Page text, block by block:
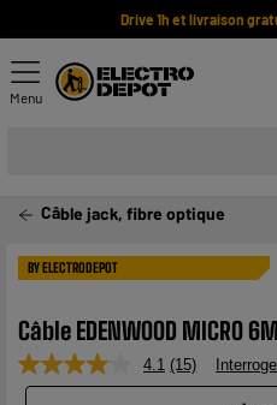
Drive 1h et livraison
Menu
Câble jack, fibre optique
BY ELECTRODEPOT
Câble EDENWOOD MICRO
4.1 Lire
15
(15)